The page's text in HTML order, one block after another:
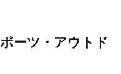
場では、旬の魚介類や
市場で、県内外から年
ーツ・アウトド